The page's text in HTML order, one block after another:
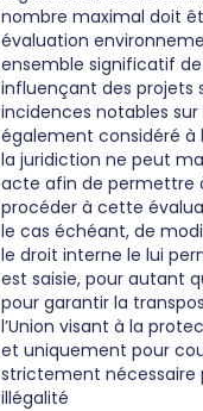
nombre maximal doit
évaluation
ensemble significatif
influençant des projets
incidences notables sur
également considéré à
la juridiction ne peut
acte afin de permettre
procéder à cette
le cas échéant, de
le droit interne le lui
est saisie, pour autant
pour garantir la
l’Union visant à la
et uniquement pour
strictement
illégalité